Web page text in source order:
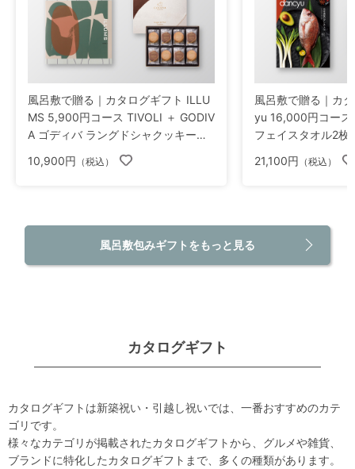
風呂敷で贈る｜カタログギフト ILLU
MS 5,900円コース TIVOLI ＋ GODIV
A ゴディバ ラングドシャクッキーア
ソートメント 30枚入
10,900円 （税込）
風呂敷で贈る｜カ
yu 16,000円コース
フェイスタオル2枚
21,100円 （税込）
風呂敷包みギフトをもっと見る
カタログギフト
カタログギフトは新築祝い・引越し祝いでは、一番おすすめのカテ
ゴリです。
様々なカテゴリが掲載されたカタログギフトから、グルメや雑貨、
ブランドに特化したカタログギフトまで、多くの種類があります。